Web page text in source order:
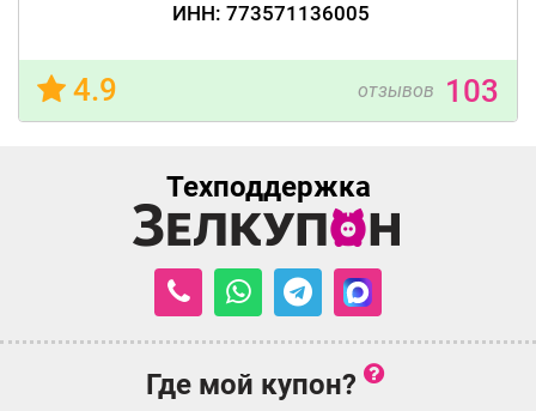
ИНН: 773571136005
4.9 отзывов 103
Техподдержка
Где мой купон?